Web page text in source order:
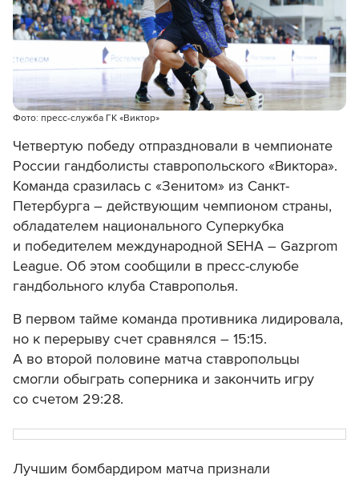
Фото: пресс-служба ГК «Виктор»
Четвертую победу отпраздновали в чемпионате
России гандболисты ставропольского «Виктора».
Команда сразилась с «Зенитом» из Санкт-
Петербурга – действующим чемпионом страны,
обладателем национального Суперкубка
и победителем международной SEHA – Gazprom
League. Об этом сообщили в пресс-слуюбе
гандбольного клуба Ставрополья.
В первом тайме команда противника лидировала,
но к перерыву счет сравнялся – 15:15.
А во второй половине матча ставропольцы
смогли обыграть соперника и закончить игру
со счетом 29:28.
Лучшим бомбардиром матча признали